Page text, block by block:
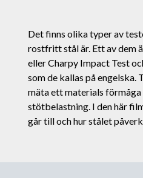
Det finns olika typer av
rostfritt stål är. Ett av dem
eller Charpy Impact Test
som de kallas på engelska.
mäta ett materials
stötbelastning. I den här
går till och hur stålet